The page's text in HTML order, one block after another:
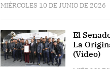
MIÉRCOLES 10 DE JUNIO DE 2026
El
La
(Video)